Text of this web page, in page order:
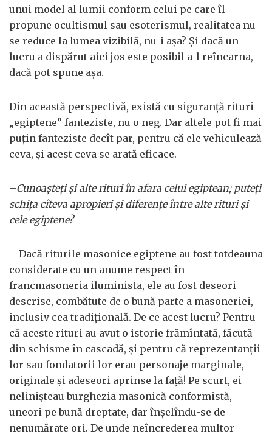
unui model al lumii conform celui pe care îl
propune ocultismul sau esoterismul, realitatea nu
se reduce la lumea vizibilă, nu-i aşa? Şi dacă un
lucru a dispărut aici jos este posibil a-l reîncarna,
dacă pot spune aşa.
Din această perspectivă, există cu siguranţă rituri
„egiptene” fanteziste, nu o neg. Dar altele pot fi mai
puţin fanteziste decît par, pentru că ele vehiculează
ceva, şi acest ceva se arată eficace.
–Cunoaşteţi şi alte rituri în afara celui egiptean; puteţi
schiţa cîteva apropieri şi diferenţe între alte rituri şi
cele egiptene?
– Dacă riturile masonice egiptene au fost totdeauna
considerate cu un anume respect în
francmasoneria iluminista, ele au fost deseori
descrise, combătute de o bună parte a masoneriei,
inclusiv cea tradiţională. De ce acest lucru? Pentru
că aceste rituri au avut o istorie frămîntată, făcută
din schisme în cascadă, şi pentru că reprezentanţii
lor sau fondatorii lor erau personaje marginale,
originale şi adeseori aprinse la faţă! Pe scurt, ei
nelinişteau burghezia masonică conformistă,
uneori pe bună dreptate, dar înşelîndu-se de
nenumărate ori. De unde neîncrederea multor